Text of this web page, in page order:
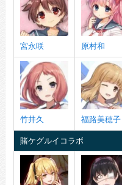
宮永咲 原村和
竹井久 福路美穂子
賭ケグルイコラボ